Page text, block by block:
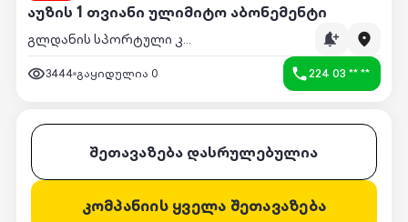
აუზის 1 თვიანი ულიმიტო აბონემენტი
გლდანის სპორტული კომპლექსი
3444 გაყიდულია 0 224 03 ** **
შეთავაზება დასრულებულია
კომპანიის ყველა შეთავაზება